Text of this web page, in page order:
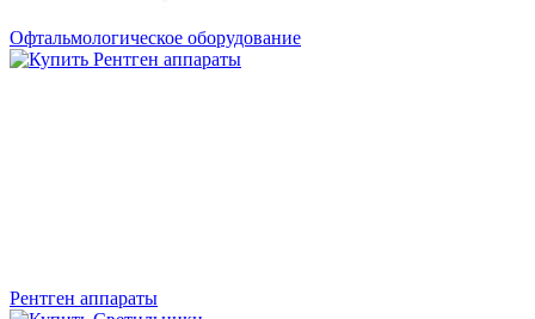
Офтальмологическое оборудование
Рентген аппараты